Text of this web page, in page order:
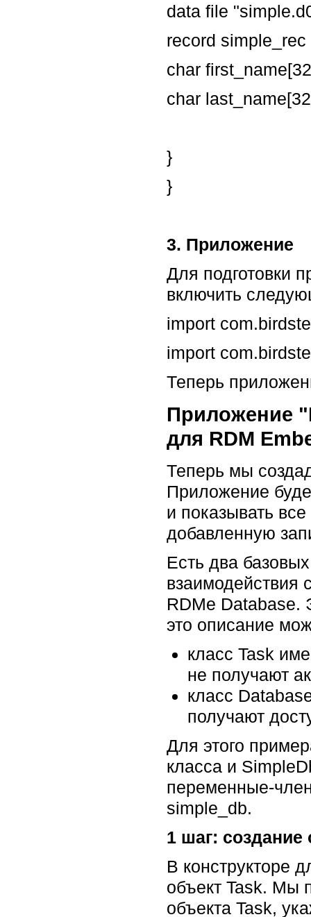
data file
record simple_rec
char
char
}
}
3. Приложение
Для подготовки
включить
import
import
Теперь
Приложение
для RDM
Теперь мы
Приложение
и показывать
добавленную
Есть два
взаимодействия
RDMe Database.
это описание
класс Task
не получают
класс
получают
Для этого
класса и
переменные-
simple_db.
1 шаг: создание
В конструкторе
объект Task. Мы
объекта Task,